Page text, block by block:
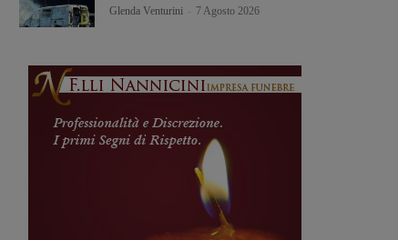
Glenda Venturini 7 Agosto 2026